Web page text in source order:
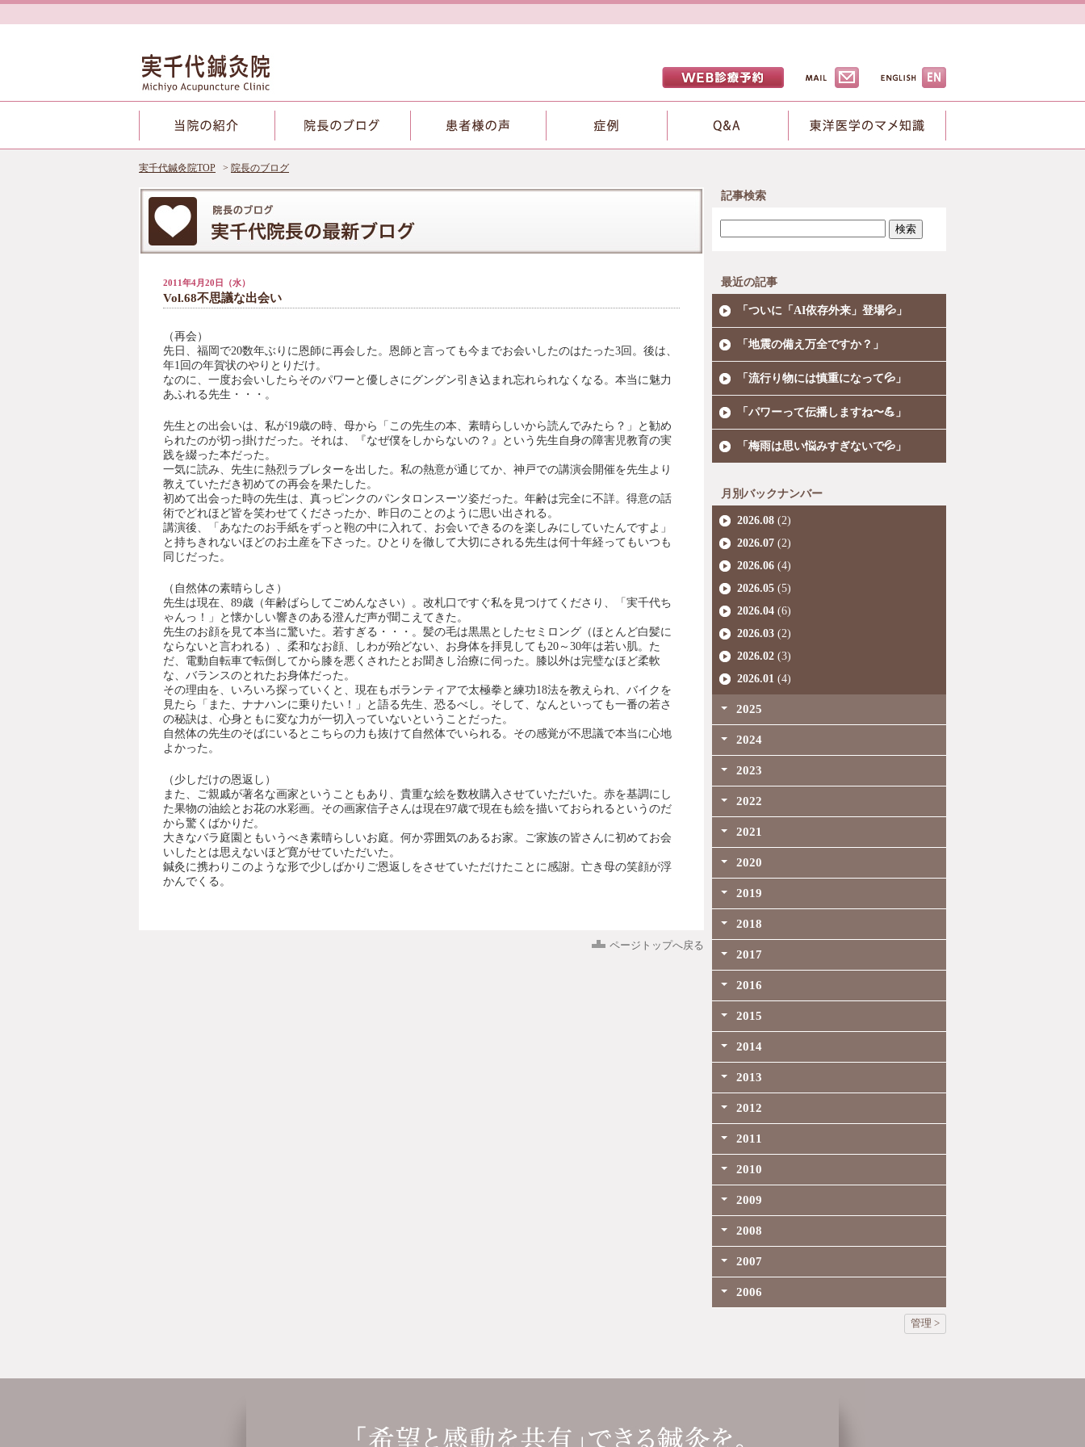
実千代鍼灸院TOP 院長のブログ
2011年4月20日（水）
Vol.68不思議な出会い
（再会）
先日、福岡で20数年ぶりに恩師に再会した。恩師と言っても今までお会いしたのはたった3回。後は、
年1回の年賀状のやりとりだけ。
なのに、一度お会いしたらそのパワーと優しさにグングン引き込まれ忘れられなくなる。本当に魅力
あふれる先生・・・。
先生との出会いは、私が19歳の時、母から「この先生の本、素晴らしいから読んでみたら？」と勧め
られたのが切っ掛けだった。それは、『なぜ僕をしからないの？』という先生自身の障害児教育の実
践を綴った本だった。
一気に読み、先生に熱烈ラブレターを出した。私の熱意が通じてか、神戸での講演会開催を先生より
教えていただき初めての再会を果たした。
初めて出会った時の先生は、真っピンクのパンタロンスーツ姿だった。年齢は完全に不詳。得意の話
術でどれほど皆を笑わせてくださったか、昨日のことのように思い出される。
講演後、「あなたのお手紙をずっと鞄の中に入れて、お会いできるのを楽しみにしていたんですよ」
と持ちきれないほどのお土産を下さった。ひとりを徹して大切にされる先生は何十年経ってもいつも
同じだった。
（自然体の素晴らしさ）
先生は現在、89歳（年齢ばらしてごめんなさい）。改札口ですぐ私を見つけてくださり、「実千代ち
ゃんっ！」と懐かしい響きのある澄んだ声が聞こえてきた。
先生のお顔を見て本当に驚いた。若すぎる・・・。髪の毛は黒黒としたセミロング（ほとんど白髪に
ならないと言われる）、柔和なお顔、しわが殆どない、お身体を拝見しても20～30年は若い肌。た
だ、電動自転車で転倒してから膝を悪くされたとお聞きし治療に伺った。膝以外は完璧なほど柔軟
な、バランスのとれたお身体だった。
その理由を、いろいろ探っていくと、現在もボランティアで太極拳と練功18法を教えられ、バイクを
見たら「また、ナナハンに乗りたい！」と語る先生、恐るべし。そして、なんといっても一番の若さ
の秘訣は、心身ともに変な力が一切入っていないということだった。
自然体の先生のそばにいるとこちらの力も抜けて自然体でいられる。その感覚が不思議で本当に心地
よかった。
（少しだけの恩返し）
また、ご親戚が著名な画家ということもあり、貴重な絵を数枚購入させていただいた。赤を基調にし
た果物の油絵とお花の水彩画。その画家信子さんは現在97歳で現在も絵を描いておられるというのだ
から驚くばかりだ。
大きなバラ庭園ともいうべき素晴らしいお庭。何か雰囲気のあるお家。ご家族の皆さんに初めてお会
いしたとは思えないほど寛がせていただいた。
鍼灸に携わりこのような形で少しばかりご恩返しをさせていただけたことに感謝。亡き母の笑顔が浮
かんでくる。
ページトップへ戻る
記事検索
検索
最近の記事
「ついに「AI依存外来」登場💦」
「地震の備え万全ですか？」
「流行り物には慎重になって💦」
「パワーって伝播しますね〜💪」
「梅雨は思い悩みすぎないで💦」
月別バックナンバー
2026.08 (2)
2026.07 (2)
2026.06 (4)
2026.05 (5)
2026.04 (6)
2026.03 (2)
2026.02 (3)
2026.01 (4)
2025
2024
2023
2022
2021
2020
2019
2018
2017
2016
2015
2014
2013
2012
2011
2010
2009
2008
2007
2006
管理